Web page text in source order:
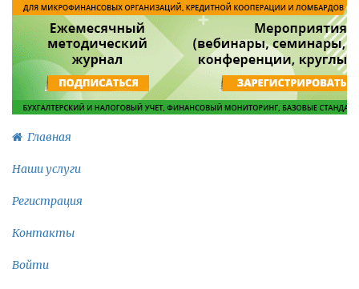
Главная
Наши услуги
Регистрация
Контакты
Войти